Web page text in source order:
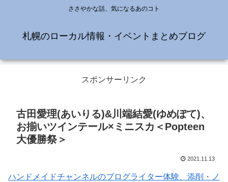
ささやかな話、気になるあのコト
札幌のローカル情報・イベントまとめブログ
スポンサーリンク
古田愛理(あいりる)&川端結愛(ゆめぽて)、
お揃いツインテール×ミニスカ＜Popteen
大優勝祭＞
2021.11.13
ハンドメイドチャンネルのブログライター体験、添削・ノ